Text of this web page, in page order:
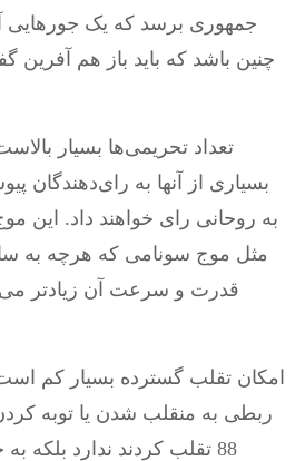
جمهوری برسد که یک
چنین باشد که باید باز هم آفرین
تعداد تحریمی‌ها بسیار
بسیاری از آنها به رای‌دهندگان
به روحانی رای خواهند داد. این
مثل موج سونامی که هرچه به
قدرت و سرعت آن زیادتر
امکان تقلب گسترده بسیار کم
ربطی به منقلب شدن یا توبه
88 تقلب کردند ندارد بلکه